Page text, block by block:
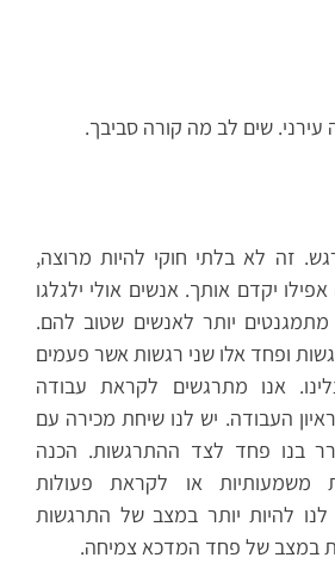
עירני. שים לב מה קורה סביבך.
זה לא בלתי חוקי להיות מרוצה,
יקדם אותך. אנשים אולי ילגלגו
יותר לאנשים שטוב להם.
ופחד אלו שני רגשות אשר פעמים
אנו מתרגשים לקראת עבודה
העבודה. יש לנו שיחת מכירה עם
בנו פחד לצד ההתרגשות. הכנה
משמעותיות או לקראת פעולות
להיות יותר במצב של התרגשות
במצב של פחד המדכא צמיחה.